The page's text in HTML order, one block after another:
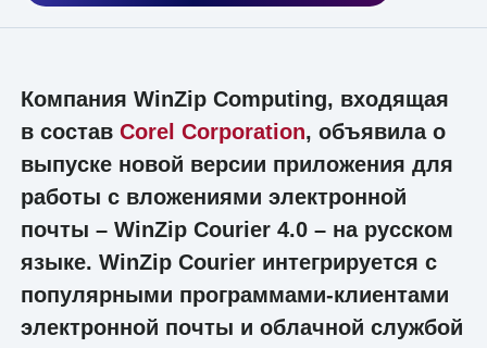
Компания WinZip Computing, входящая
в состав Corel Corporation, объявила о
выпуске новой версии приложения для
работы с вложениями электронной
почты – WinZip Courier 4.0 – на русском
языке. WinZip Courier интегрируется с
популярными программами-клиентами
электронной почты и облачной службой